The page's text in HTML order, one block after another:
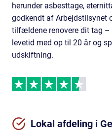
herunder asbesttage,
godkendt af Arbejdstilsynet
tilfældene renovere dit tag –
levetid med op til 20 år og
udskiftning.
Lokal afdeling i